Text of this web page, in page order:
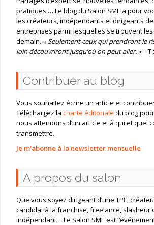
pratiques … Le blog du Salon SME a pour
les créateurs, indépendants et dirigeants
entreprises parmi lesquelles se trouvent les
demain. «Seulement ceux qui prendront le
loin découvriront jusqu’où on peut aller.» –
Contribuer au blog
Vous souhaitez écrire un article et
Téléchargez la charte éditoriale du blog
nous attendons d’un article et à qui et quel
transmettre.
Je m’abonne à la newsletter mensuelle
A propos du salon
Que vous soyez dirigeant d’une TPE,
candidat à la franchise, freelance, slasheur
indépendant… Le Salon SME est